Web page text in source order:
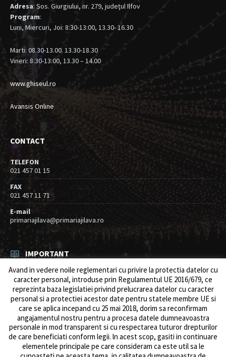
Adresa: Sos. Giurgiului, nr. 279, judeţul Ilfov
Program:
Luni, Miercuri, Joi: 8:30-13:00, 13.30- 16.30
Marti: 08.30-13.00. 13.30-18.30
Vineri: 8:30-13:00, 13.30 – 14.00
www.ghiseul.ro
Avansis Online
CONTACT
TELEFON
021 457 01 15
FAX
021 457 11 71
E-mail
primariajilava@primariajilava.ro
IMPORTANT
Rezultat concurs expert – proba scrisa
06/08/2026 inResurse umane / Achizitii
Anunt concurs
05/08/2026 Resurse umane / Achizitii
Avand in vedere noile reglementari cu privire la protectia datelor cu
caracter personal, introduse prin Regulamentul UE 2016/679, ce
reprezinta baza legislatiei privind prelucrarea datelor cu caracter
personal si a protectiei acestor date pentru statele membre UE si
care se aplica incepand cu 25 mai 2018, dorim sa reconfirmam
angajamentul nostru pentru a procesa datele dumneavoastra
personale in mod transparent si cu respectarea tuturor drepturilor
de care beneficiati conform legii. ln acest scop, gasiti in continuare
elementele principale pe care consideram ca este util sa le